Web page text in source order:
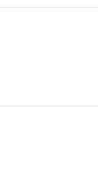
Rechte kant